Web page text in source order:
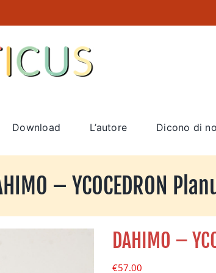
Download L’autore Dicono di
– YCOCEDRON
DAHIMO –
€57.00